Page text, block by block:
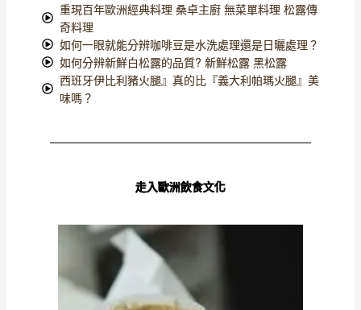
重現百年歐洲經典料理 桑卓主廚 無菜單料理 松露傳
奇料理
如何一眼就能分辨咖啡豆是水洗處理還是日曬處理？
如何分辨新鮮白松露的品質? 新鮮松露 黑松露
西班牙伊比利豬火腿』真的比『義大利帕瑪火腿』美
味嗎？
走入歐洲飲食文化